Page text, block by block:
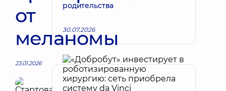
от
меланомы
23.01.2026
родительства
30.07.2026